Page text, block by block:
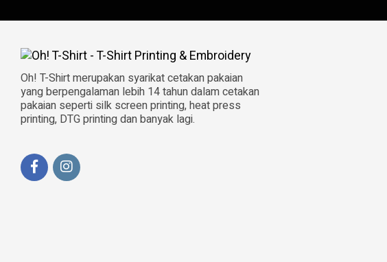
Oh! T-Shirt merupakan syarikat cetakan pakaian
yang berpengalaman lebih 14 tahun dalam cetakan
pakaian seperti silk screen printing, heat press
printing, DTG printing dan banyak lagi.